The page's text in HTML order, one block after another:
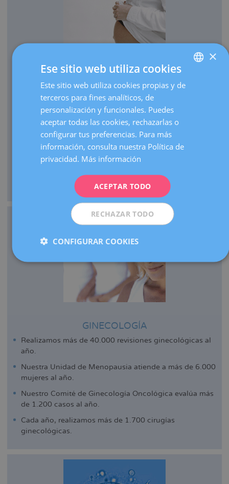
Cada año traemos al mundo más de 3.000 bebés.
Realizamos más de 30.000 ecografías de embarazo al
Como centro de referencia, hacemos más de 3.000
visitas de embarazos de alto riesgo al año.
Contamos con una UCI Neonatal de nivel III que atiende
GINECOLOGÍA
Realizamos más de 40.000 revisiones ginecológicas al
año.
Nuestra Unidad de Menopausia atiende a más de 6.000
mujeres al año.
Nuestro Comité de Ginecología Oncológica evalúa más
de 1.200 casos al año.
Cada año, realizamos más de 1.700 cirugías
ginecológicas.
SPANISH
×
Ese sitio web utiliza cookies
Este sitio web utiliza cookies propias y de
terceros para fines analíticos, de
personalización y funcionales. Puedes
aceptar todas las cookies, rechazarlas o
configurar tus preferencias. Para más
información, consulta nuestra Política de
privacidad. Más información
ACEPTAR TODO
RECHAZAR TODO
CONFIGURAR COOKIES